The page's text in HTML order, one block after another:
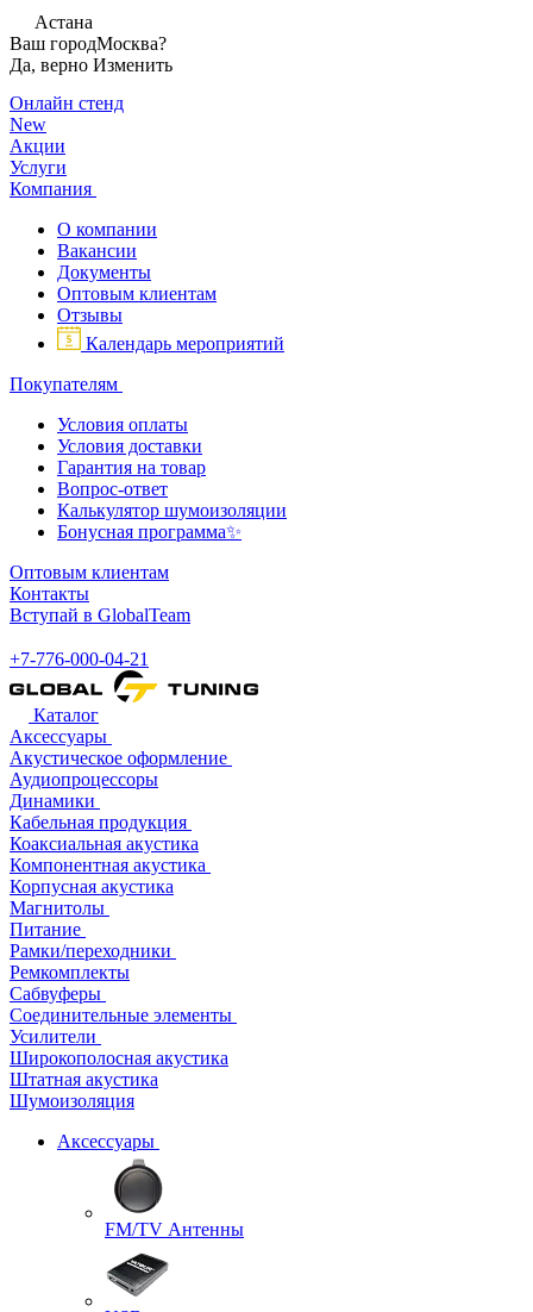
Астана
Ваш городМосква?
Да, верно Изменить
Онлайн стенд
New
Акции
Услуги
Компания
О компании
Вакансии
Документы
Оптовым клиентам
Отзывы
Календарь мероприятий
Покупателям
Условия оплаты
Условия доставки
Гарантия на товар
Вопрос-ответ
Калькулятор шумоизоляции
Бонусная программа✨
Оптовым клиентам
Контакты
Вступай в GlobalTeam
+7-776-000-04-21
Каталог
Аксессуары
Акустическое оформление
Аудиопроцессоры
Динамики
Кабельная продукция
Коаксиальная акустика
Компонентная акустика
Корпусная акустика
Магнитолы
Питание
Рамки/переходники
Ремкомплекты
Сабвуферы
Соединительные элементы
Усилители
Широкополосная акустика
Штатная акустика
Шумоизоляция
Аксессуары
FM/TV Антенны